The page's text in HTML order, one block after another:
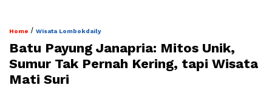
Home / Wisata Lombokdaily
Batu Payung Janapria: Mitos Unik,
Sumur Tak Pernah Kering, tapi Wisata
Mati Suri